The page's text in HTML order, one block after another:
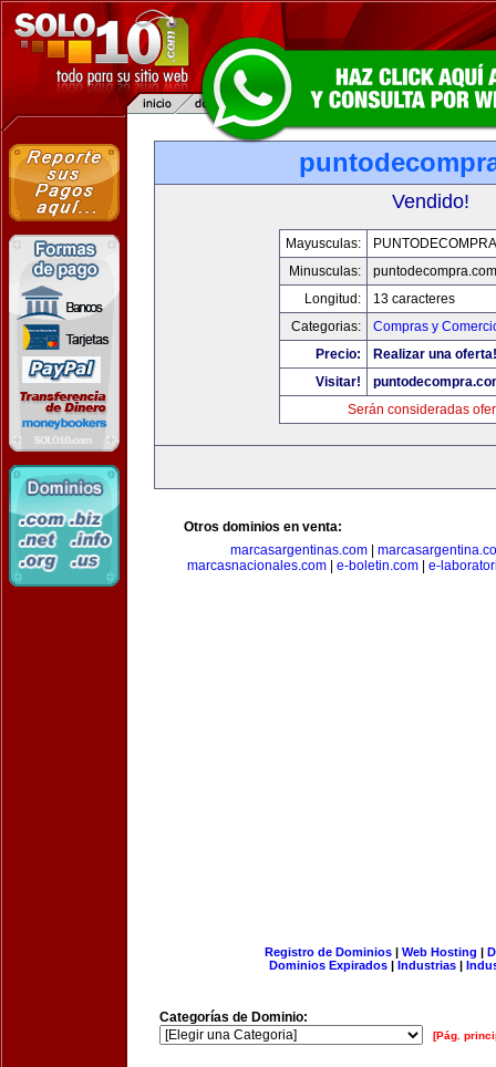
Vendido!
Mayusculas:
Minusculas:
puntodecompra.com
Longitud:
13 caracteres
Categorias:
Compras y
Precio:
Realizar una oferta!
Visitar!
Serán consideradas
Otros dominios en venta:
marcasargentinas.com
marcasnacionales.com| e-boletin.com| e-
Registro de Dominios| Web Hosting |
Dominios Expirados | Industrias |
Categorías de Dominio:
[Pág.